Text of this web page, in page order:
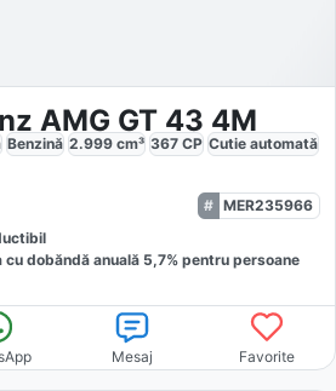
AMG GT 43 4M
Benzină 2.999 cm³ 367 CP Cutie automată
MER235966
cu dobăndă anuală 5,7% pentru persoane
Mesaj Favorite